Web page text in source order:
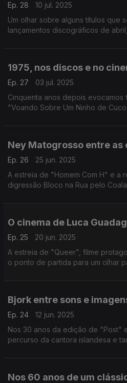
Ep. 28
10 jul. 2025
Um olhar sobre alguns títulos que
lançamentos discográficos de
1975, nos discos e no
Ep. 27
03 jul. 2025
Cinquenta anos depois
"Voando Sobre Um Ninho de
Ney Matogrosso entre as
Ep. 26
25 jun. 2025
A estreia de "Homem Com H" e a
digressão Bloco na Rua pelo
O cinema de Luca
Ep. 25
20 jun. 2025
A estreia de "Queer", filme
o ponto de partida para um olhar
Bjork entre sons e
Ep. 24
12 jun. 2025
Nos 30 anos da edição de "Post"
percurso da cantora islandesa e
Nos 60 anos de um